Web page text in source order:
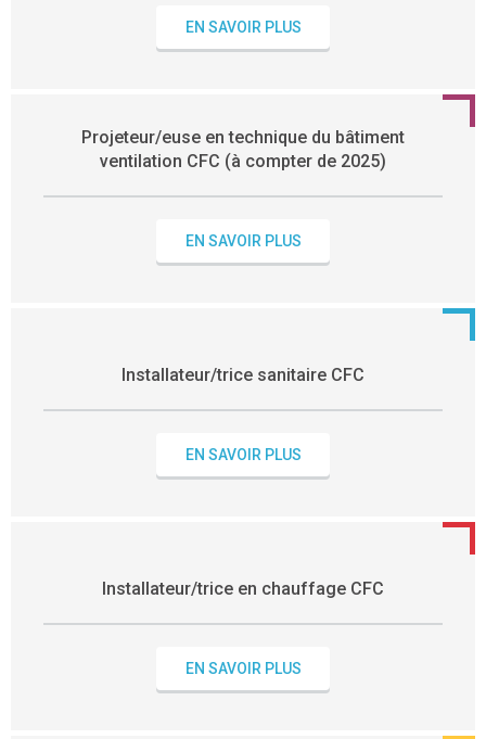
EN SAVOIR PLUS
Projeteur/euse en technique du bâtiment
ventilation CFC (à compter de 2025)
EN SAVOIR PLUS
Installateur/trice sanitaire CFC
EN SAVOIR PLUS
Installateur/trice en chauffage CFC
EN SAVOIR PLUS